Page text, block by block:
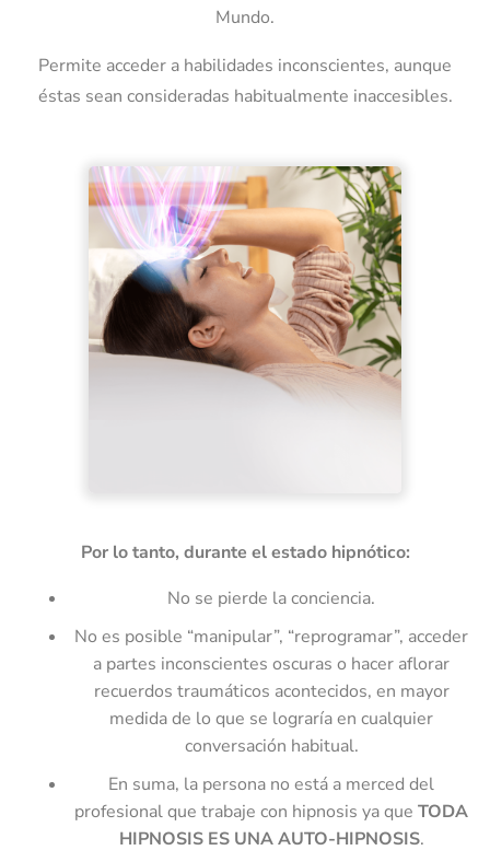
Mundo.
Permite acceder a habilidades inconscientes, aunque
éstas sean consideradas habitualmente inaccesibles.
Por lo tanto, durante el estado hipnótico:
No se pierde la conciencia.
No es posible “manipular”, “reprogramar”, acceder
a partes inconscientes oscuras o hacer aflorar
recuerdos traumáticos acontecidos, en mayor
medida de lo que se lograría en cualquier
conversación habitual.
En suma, la persona no está a merced del
profesional que trabaje con hipnosis ya que TODA
HIPNOSIS ES UNA AUTO-HIPNOSIS.